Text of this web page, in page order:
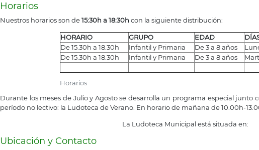
Horarios
Nuestros horarios son de15:30h a 18:30h con la siguiente distribución:
Horarios
HORARIO GRUPO EDAD
De 15.30h a 18.30h
Infantil y Primaria De 3 a 8 años
De 15.30h a 18.30h
Infantil y Primaria De 3 a 8 años
Durante los meses de Julio y Agosto se desarrolla un programa especial junto
período no lectivo: la Ludoteca de Verano. En horario de mañana de 10.00h-
La Ludoteca Municipal está situada en:
Ubicación y Contacto